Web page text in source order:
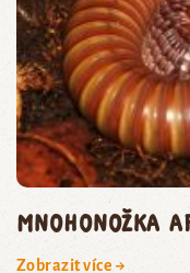
mnohonožka
Zobrazit více →